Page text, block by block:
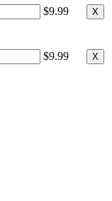
$9.99 X
$9.99 X